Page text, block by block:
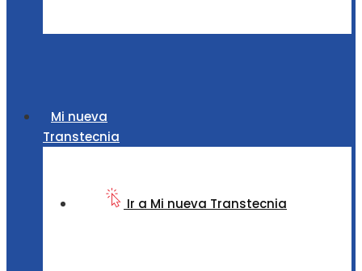
Mi nueva
Transtecnia
Ir a Mi nueva Transtecnia